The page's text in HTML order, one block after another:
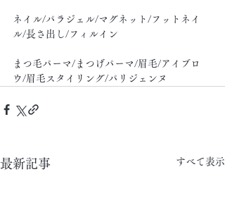
ネイル/パラジェル/マグネット/フットネイ
ル/長さ出し/フィルイン
まつ毛パーマ/まつげパーマ/眉毛/アイブロ
ウ/眉毛スタイリング/パリジェンヌ
最新記事 すべて表示